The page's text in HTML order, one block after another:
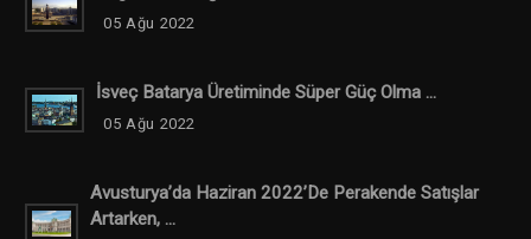
05 Ağu 2022
İsveç Batarya Üretiminde Süper Güç Olma ...
05 Ağu 2022
Avusturya’da Haziran 2022’de Perakende Satışlar
Artarken, ...